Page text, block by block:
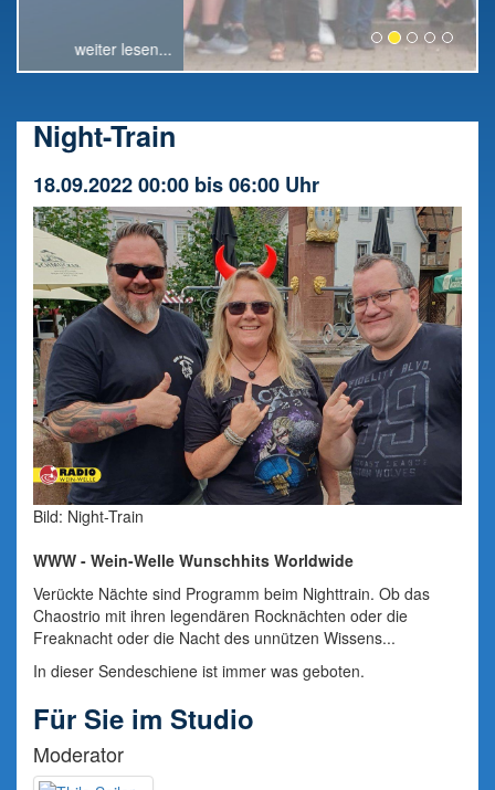
weiter lesen...
Night-Train
18.09.2022 00:00 bis 06:00 Uhr
Bild: Night-Train
WWW - Wein-Welle Wunschhits Worldwide
Verückte Nächte sind Programm beim Nighttrain. Ob das
Chaostrio mit ihren legendären Rocknächten oder die
Freaknacht oder die Nacht des unnützen Wissens...
In dieser Sendeschiene ist immer was geboten.
Für Sie im Studio
Moderator